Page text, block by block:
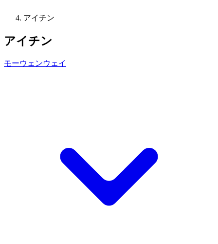
アイチン
アイチン
モーウェンウェイ